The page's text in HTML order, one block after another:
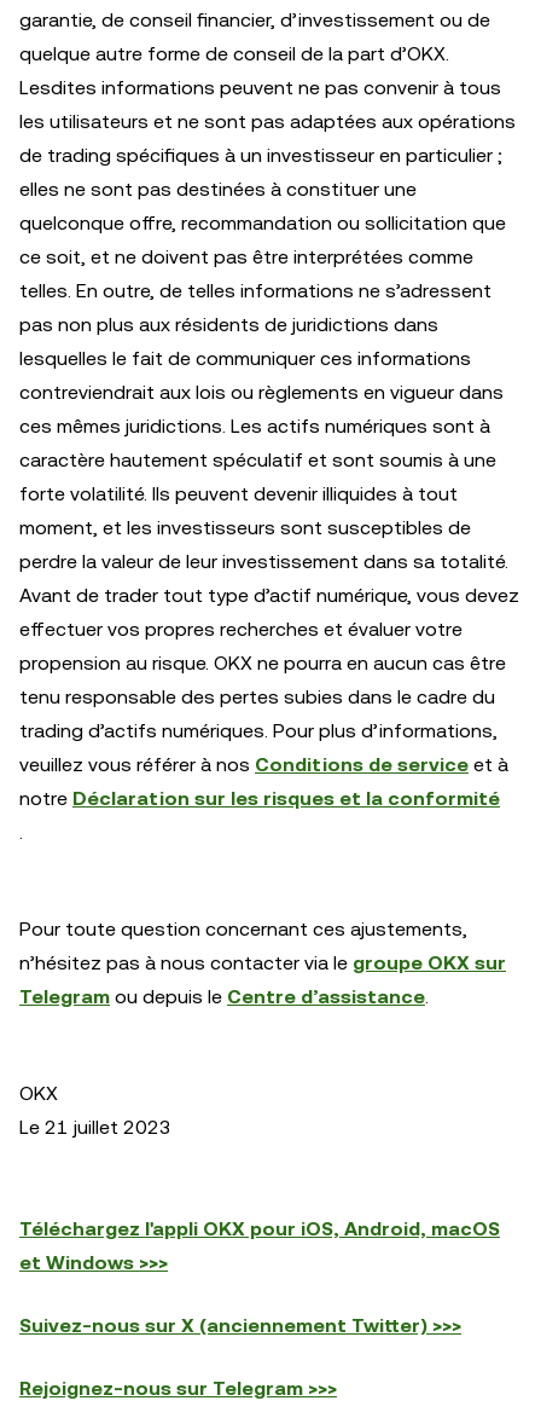
garantie, de conseil financier, d’investissement ou de
quelque autre forme de conseil de la part d’OKX.
Lesdites informations peuvent ne pas convenir à tous
les utilisateurs et ne sont pas adaptées aux opérations
de trading spécifiques à un investisseur en particulier ;
elles ne sont pas destinées à constituer une
quelconque offre, recommandation ou sollicitation que
ce soit, et ne doivent pas être interprétées comme
telles. En outre, de telles informations ne s’adressent
pas non plus aux résidents de juridictions dans
lesquelles le fait de communiquer ces informations
contreviendrait aux lois ou règlements en vigueur dans
ces mêmes juridictions. Les actifs numériques sont à
caractère hautement spéculatif et sont soumis à une
forte volatilité. Ils peuvent devenir illiquides à tout
moment, et les investisseurs sont susceptibles de
perdre la valeur de leur investissement dans sa totalité.
Avant de trader tout type d’actif numérique, vous devez
effectuer vos propres recherches et évaluer votre
propension au risque. OKX ne pourra en aucun cas être
tenu responsable des pertes subies dans le cadre du
trading d’actifs numériques. Pour plus d’informations,
veuillez vous référer à nos Conditions de service et à
notre Déclaration sur les risques et la conformité
.
Pour toute question concernant ces ajustements,
n’hésitez pas à nous contacter via le groupe OKX sur
Telegram ou depuis le Centre d’assistance.
OKX
Le 21 juillet 2023
Téléchargez l'appli OKX pour iOS, Android, macOS
et Windows >>>
Suivez-nous sur X (anciennement Twitter) >>>
Rejoignez-nous sur Telegram >>>